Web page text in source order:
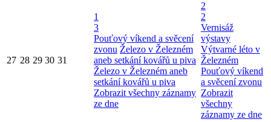
27 28 29 30 31
1
3
Pouťový víkend a svěcení
zvonu Železo v Železném
aneb setkání kovářů u piva
Železo v Železném aneb
setkání kovářů u piva
Zobrazit všechny záznamy
ze dne
2
2
Vernisáž
výstavy
Výtvarné léto v
Železném
Pouťový víkend
a svěcení zvonu
Zobrazit
všechny
záznamy ze dne